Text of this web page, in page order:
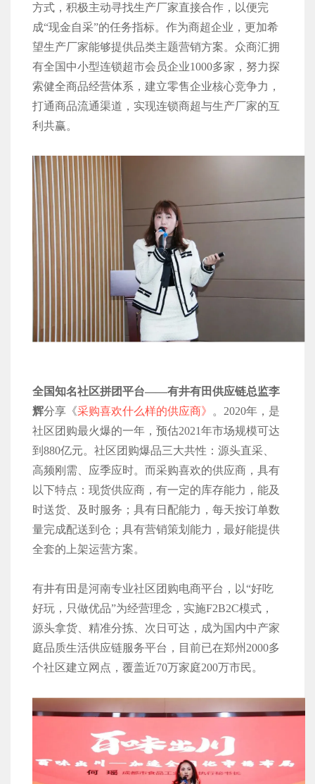
方式，积极主动寻找生产厂家直接合作，以便完
成“现金自采”的任务指标。作为商超企业，更加希
望生产厂家能够提供品类主题营销方案。众商汇拥
有全国中小型连锁超市会员企业1000多家，努力探
索健全商品经营体系，建立零售企业核心竞争力，
打通商品流通渠道，实现连锁商超与生产厂家的互
利共赢。
全国知名社区拼团平台——有井有田供应链总监李
辉分享《采购喜欢什么样的供应商》
。2020年，是
社区团购最火爆的一年，预估2021年市场规模可达
到880亿元。社区团购爆品三大共性：源头直采、
高频刚需、应季应时。而采购喜欢的供应商，具有
以下特点：现货供应商，有一定的库存能力，能及
时送货、及时服务；具有日配能力，每天按订单数
量完成配送到仓；具有营销策划能力，最好能提供
全套的上架运营方案。
有井有田是河南专业社区团购电商平台，以“好吃
好玩，只做优品”为经营理念，实施F2B2C模式，
源头拿货、精准分拣、次日可达，成为国内中产家
庭品质生活供应链服务平台，目前已在郑州2000多
个社区建立网点，覆盖近70万家庭200万市民。